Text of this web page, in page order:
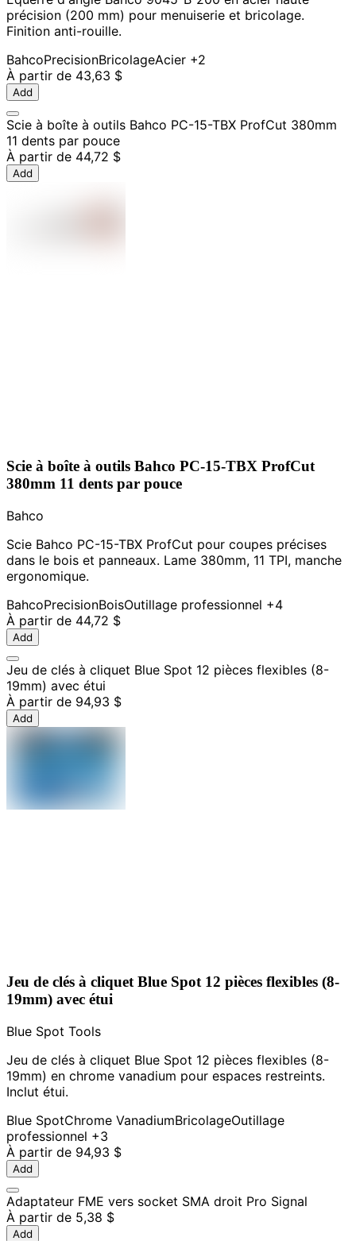
précision (200 mm) pour menuiserie et bricolage.
Finition anti-rouille.
BahcoPrecisionBricolageAcier +2
À partir de 43,63 $
Add
Scie à boîte à outils Bahco PC-15-TBX ProfCut 380mm
11 dents par pouce
À partir de 44,72 $
Add
Scie à boîte à outils Bahco PC-15-TBX ProfCut
380mm 11 dents par pouce
Bahco
Scie Bahco PC-15-TBX ProfCut pour coupes précises
dans le bois et panneaux. Lame 380mm, 11 TPI, manche
ergonomique.
BahcoPrecisionBoisOutillage professionnel +4
À partir de 44,72 $
Add
Jeu de clés à cliquet Blue Spot 12 pièces flexibles (8-
19mm) avec étui
À partir de 94,93 $
Add
Jeu de clés à cliquet Blue Spot 12 pièces flexibles (8-
19mm) avec étui
Blue Spot Tools
Jeu de clés à cliquet Blue Spot 12 pièces flexibles (8-
19mm) en chrome vanadium pour espaces restreints.
Inclut étui.
Blue SpotChrome VanadiumBricolageOutillage
professionnel +3
À partir de 94,93 $
Add
Adaptateur FME vers socket SMA droit Pro Signal
À partir de 5,38 $
Add